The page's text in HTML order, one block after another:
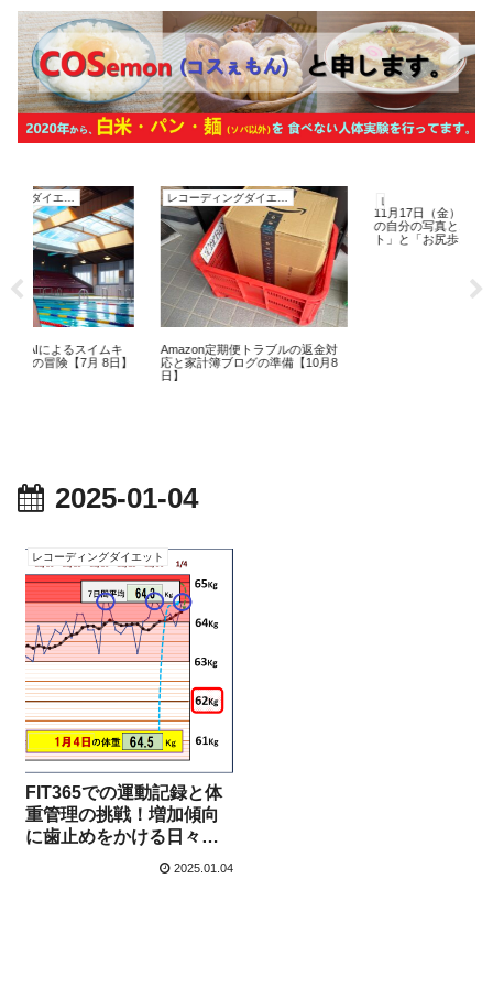
イムキ
7月 8日】
レコーディングダイエット
Amazon定期便トラブルの返金対
応と家計簿ブログの準備【10月8
レコーディングダイエット
11月17日（金）の体重測定。47歳
の自分の写真と、「ヒップリフ
ト」と「お尻歩き」のトレーニン
グ。
2025-01-04
レコーディングダイエット
FIT365での運動記録と体
重管理の挑戦！増加傾向
に歯止めをかける日々【1
2025.01.04